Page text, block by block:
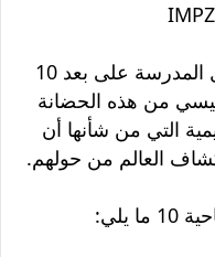
تقع حضانة ستون ومرحلة ما قبل المدرسة على بعد 10
من هذه الحضانة
التي من شأنها أن
العالم من حولهم.